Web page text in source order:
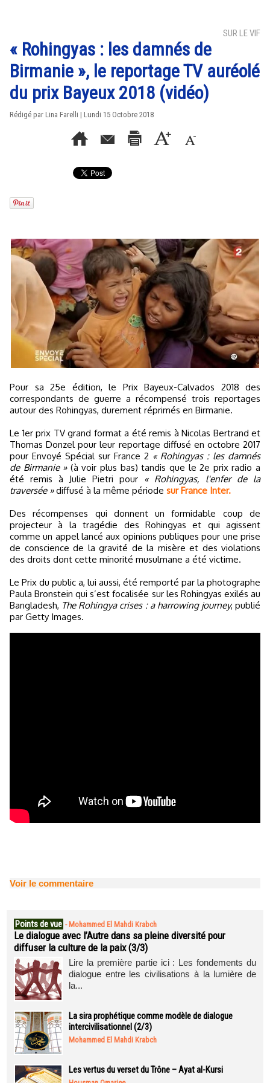
SUR LE VIF
« Rohingyas : les damnés de
Birmanie », le reportage TV auréolé
du prix Bayeux 2018 (vidéo)
Rédigé par Lina Farelli | Lundi 15 Octobre 2018
Pour sa 25e édition, le Prix Bayeux-Calvados 2018 des
correspondants de guerre a récompensé trois reportages
autour des Rohingyas, durement réprimés en Birmanie.
Le 1er prix TV grand format a été remis à Nicolas Bertrand et
Thomas Donzel pour leur reportage diffusé en octobre 2017
pour Envoyé Spécial sur France 2 « Rohingyas : les damnés
de Birmanie »(à voir plus bas) tandis que le 2e prix radio a
été remis à Julie Pietri pour
« Rohingyas, l'enfer de la
traversée »diffusé à la même période sur France Inter.
Des récompenses qui donnent un formidable coup de
projecteur à la tragédie des Rohingyas et qui agissent
comme un appel lancé aux opinions publiques pour une prise
de conscience de la gravité de la misère et des violations
des droits dont cette minorité musulmane a été victime.
Le Prix du public a, lui aussi, été remporté par la photographe
Paula Bronstein qui s’est focalisée sur les Rohingyas exilés au
Bangladesh, The Rohingya crises : a harrowing journey, publié
par Getty Images.
Voir le commentaire
Points de vue - Mohammed El Mahdi Krabch
Le dialogue avec l’Autre dans sa pleine diversité pour
diffuser la culture de la paix (3/3)
Lire la première partie ici : Les fondements du
dialogue entre les civilisations à la lumière de
la...
La sira prophétique comme modèle de dialogue
intercivilisationnel (2/3)
Mohammed El Mahdi Krabch
Les vertus du verset du Trône – Ayat al-Kursi